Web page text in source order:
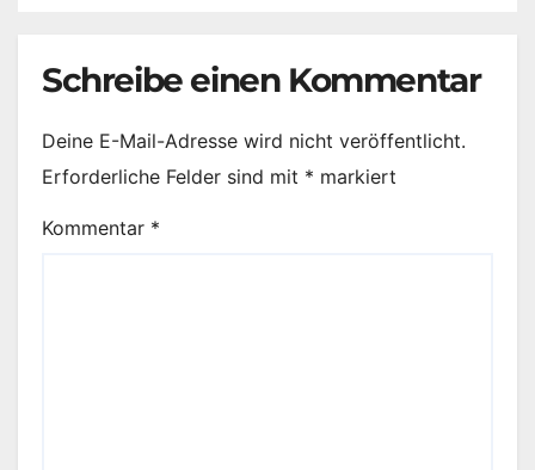
Schreibe einen Kommentar
Deine E-Mail-Adresse wird nicht veröffentlicht.
Erforderliche Felder sind mit * markiert
Kommentar *